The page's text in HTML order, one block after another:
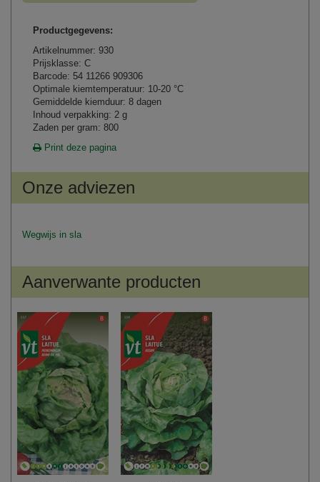
Productgegevens:
Artikelnummer: 930
Prijsklasse: C
Barcode: 54 11266 909306
Optimale kiemtemperatuur: 10-20 °C
Gemiddelde kiemduur: 8 dagen
Inhoud verpakking: 2 g
Zaden per gram: 800
Print deze pagina
Onze adviezen
Wegwijs in sla
Aanverwante producten